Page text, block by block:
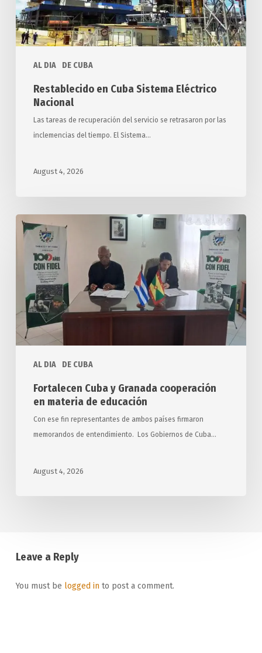
AL DIA DE CUBA
Restablecido en Cuba Sistema Eléctrico
Nacional
Las tareas de recuperación del servicio se retrasaron por las
inclemencias del tiempo. El Sistema…
August 4, 2026
AL DIA DE CUBA
Fortalecen
Cuba
Granada
cooperación
materia
educación
Fortalecen Cuba y Granada cooperación
en materia de educación
Con ese fin representantes de ambos países firmaron
memorandos de entendimiento. Los Gobiernos de Cuba…
August 4, 2026
Leave a Reply
You must be logged into post a comment.